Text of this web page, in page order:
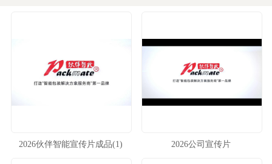
2026伙伴智能宣传片成品(1) 2026公司宣传片